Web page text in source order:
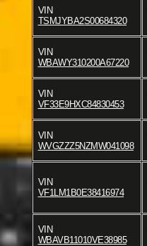
VIN
TSMJYBA2S00684320
VIN
WBAWY310200A67220
VIN
VF33E9HXC84830453
VIN
WVGZZZ5NZMW041098
VIN
VF1LM1B0E38416974
VIN
WBAVB11010VE38985